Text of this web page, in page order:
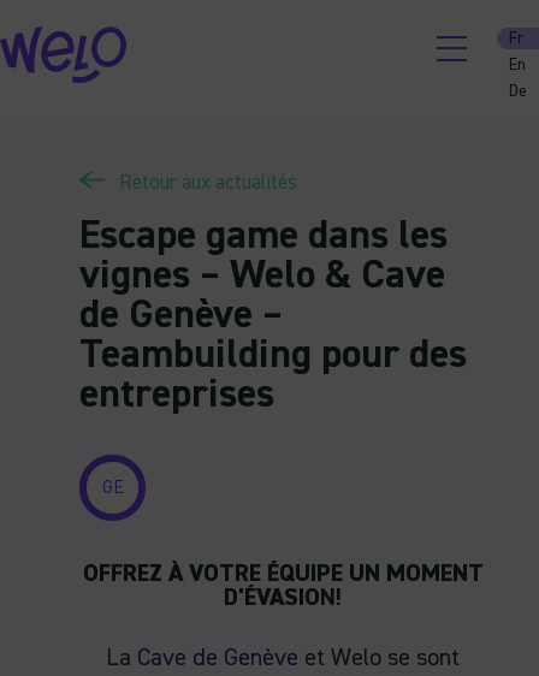
Skip
to
content
Fr
En
De
Retour aux actualités
Escape game dans les
vignes – Welo & Cave
de Genève –
Teambuilding pour des
entreprises
GE
OFFREZ À VOTRE ÉQUIPE UN MOMENT
D'ÉVASIO N!
La Cave de Genève et Welo se sont